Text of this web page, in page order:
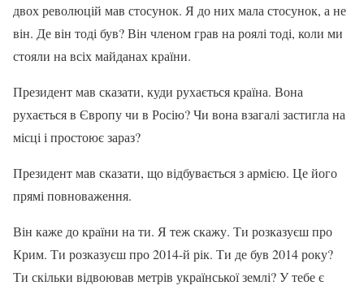
двох революцій мав стосунок. Я до них мала стосунок, а не
він. Де він тоді був? Він членом грав на роялі тоді, коли ми
стояли на всіх майданах країни.
Президент мав сказати, куди рухається країна. Вона
рухається в Європу чи в Росію? Чи вона взагалі застигла на
місці і простоює зараз?
Президент мав сказати, що відбувається з армією. Це його
прямі повноваження.
Він каже до країни на ти. Я теж скажу. Ти розказуєш про
Крим. Ти розказуєш про 2014-й рік. Ти де був 2014 року?
Ти скільки відвоював метрів української землі? У тебе є